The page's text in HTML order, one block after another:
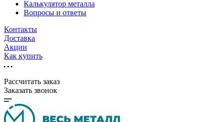
Калькулятор металла
Вопросы и ответы
Контакты
Доставка
Акции
Как купить
Рассчитать заказ
Заказать звонок